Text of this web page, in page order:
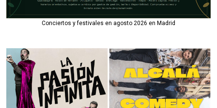
Conciertos y festivales en agosto 2026 en Madrid